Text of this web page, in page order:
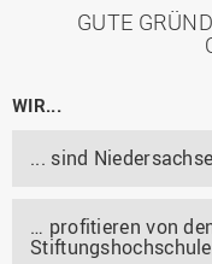
GUTE
WIR...
... sind
… profitieren von
Stiftungshochschule